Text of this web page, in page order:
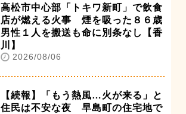
高松市中心部「トキワ新町」で飲食
店が燃える火事 煙を吸った８６歳
男性１人を搬送も命に別条なし【香
川】
2026/08/06
【続報】「もう熱風…火が来る」と
住民は不安な夜 早島町の住宅地で